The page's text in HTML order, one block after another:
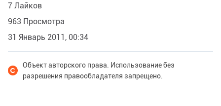
7 Лайков
963 Просмотра
31 Январь 2011, 00:34
Объект авторского права. Использование без
разрешения правообладателя запрещено.